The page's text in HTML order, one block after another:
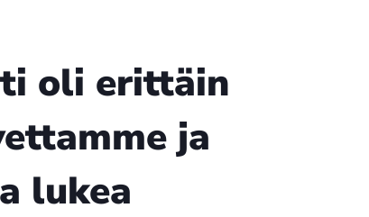
oli erittäin
ja
lukea